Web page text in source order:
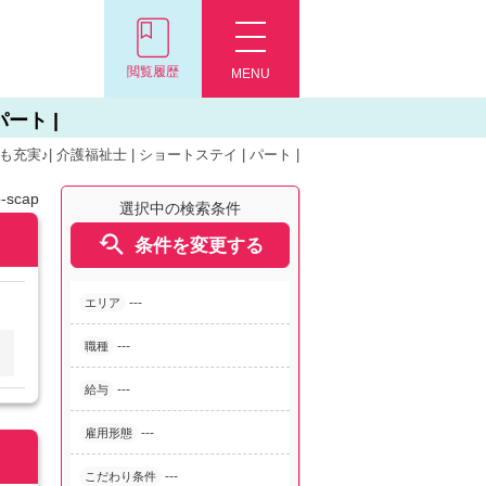
MENU
閲覧履歴
ト |
充実♪| 介護福祉士 | ショートステイ | パート |
選択中の検索条件
 条件を変更する
エリア ---
職種 ---
給与 ---
雇用形態 ---
こだわり条件 ---
scap